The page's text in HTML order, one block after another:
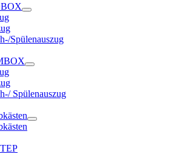
Spülenauszug
Spülenauszug